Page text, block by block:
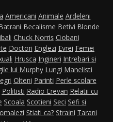
Americani Animale Ardeleni
Becalisme Betivi Blonde
Chuck Norris Ciobani
Doctori Englezi Evrei Femei
Hrusca Ingineri Intrebari si
lui Murphy Lungi Manelisti
Olteni Parinti Perle scolare
Politisti Radio Erevan Relatii cu
Scoala Scotieni Seci Sefi si
Stiati ca? Straini Tarani